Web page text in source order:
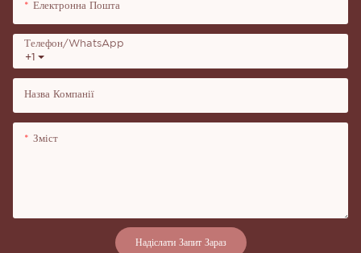
Електронна Пошта
+1
Телефон/WhatsApp
Назва Компанії
Зміст
Надіслати Запит Зараз